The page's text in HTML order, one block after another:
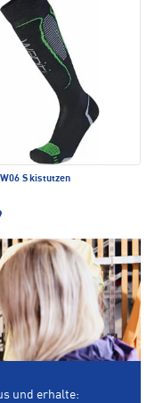
W06 Skistutzen
und erhalte: